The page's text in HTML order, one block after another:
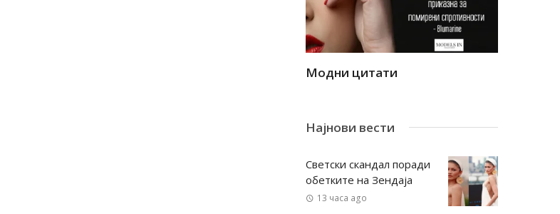
Модни цитати
Најнови вести
Светски скандал поради
обетките на Зендаја
13 часа ago